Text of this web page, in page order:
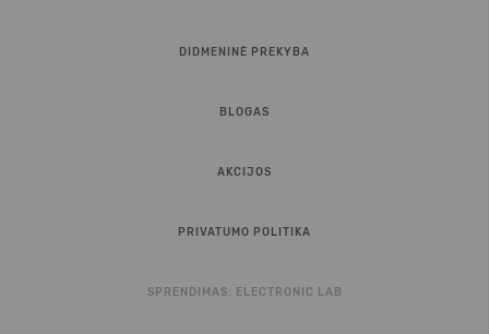
DIDMENINĖ PREKYBA
BLOGAS
AKCIJOS
PRIVATUMO POLITIKA
SPRENDIMAS: ELECTRONIC LAB